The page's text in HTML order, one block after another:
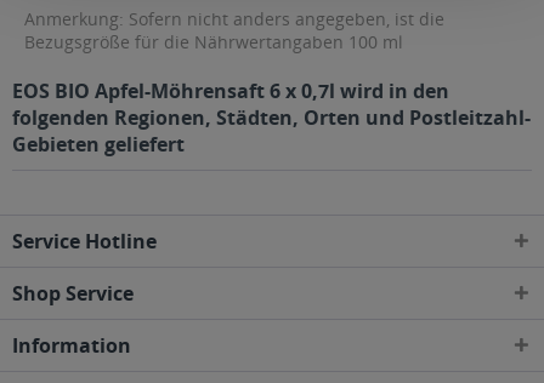
Anmerkung: Sofern nicht anders angegeben, ist die
Bezugsgröße für die Nährwertangaben 100 ml
EOS BIO Apfel-Möhrensaft 6 x 0,7l wird in den
folgenden Regionen, Städten, Orten und Postleitzahl-
Gebieten geliefert
Service Hotline
Shop Service
Information